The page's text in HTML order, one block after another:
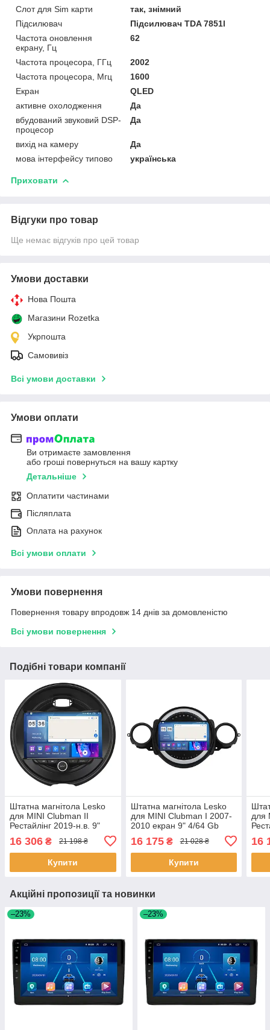
Слот для Sim карти
так, знімний
Підсилювач
Підсилювач TDA 7851l
Частота оновлення
екрану, Гц
62
Частота процесора, ГГц
2002
Частота процесора, Мгц
1600
Екран
QLED
активне охолодження
Да
вбудований звуковий DSP-
процесор
Да
вихід на камеру
Да
мова інтерфейсу типово
українська
Приховати
Відгуки про товар
Ще немає відгуків про цей товар
Умови доставки
Нова Пошта
Магазини Rozetka
Укрпошта
Самовивіз
Всі умови доставки
Умови оплати
Ви отримаєте замовлення
або гроші повернуться на вашу картку
Детальніше
Оплатити частинами
Післяплата
Оплата на рахунок
Всі умови оплати
Умови повернення
Повернення товару впродовж 14 днів за домовленістю
Всі умови повернення
Подібні товари компанії
Штатна магнітола Lesko
для MINI Clubman II
Рестайлінг 2019-н.в. 9"
4/64Gb CarPlay 4G Wi-Fi
GPS Prime 1 шт.
16 306 ₴ 21 198 ₴
Купити
Штатна магнітола Lesko
для MINI Clubman I 2007-
2010 екран 9" 4/64 Gb
Prime 1 шт.
16 175₴ 21 028 ₴
Купити
для
16
Акційні пропозиції та новинки
–23% –23%